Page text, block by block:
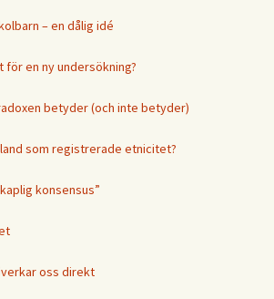
– en dålig idé
för en ny undersökning?
betyder (och inte betyder)
som registrerade etnicitet?
konsensus”
oss direkt